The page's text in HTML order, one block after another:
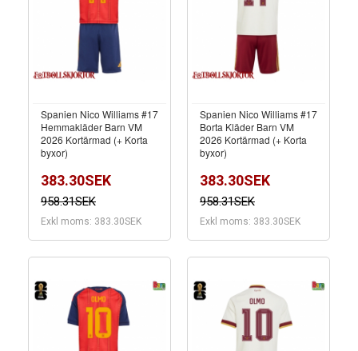
Spanien Nico Williams #17
Hemmakläder Barn VM
2026 Kortärmad (+ Korta
byxor)
383.30SEK
958.31SEK
Exkl moms: 383.30SEK
Spanien Nico Williams #17
Borta Kläder Barn VM
2026 Kortärmad (+ Korta
byxor)
383.30SEK
958.31SEK
Exkl moms: 383.30SEK